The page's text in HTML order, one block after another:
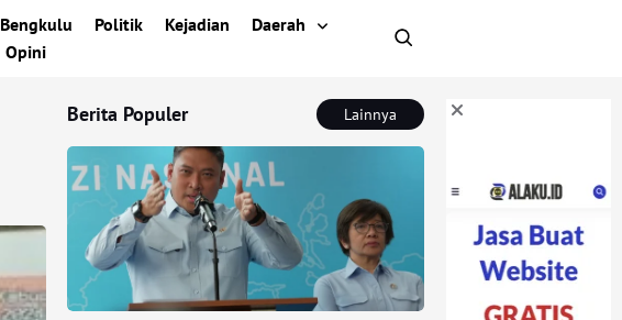
Bengkulu Politik Kejadian
Daerah
Opini
Berita Populer Lainnya